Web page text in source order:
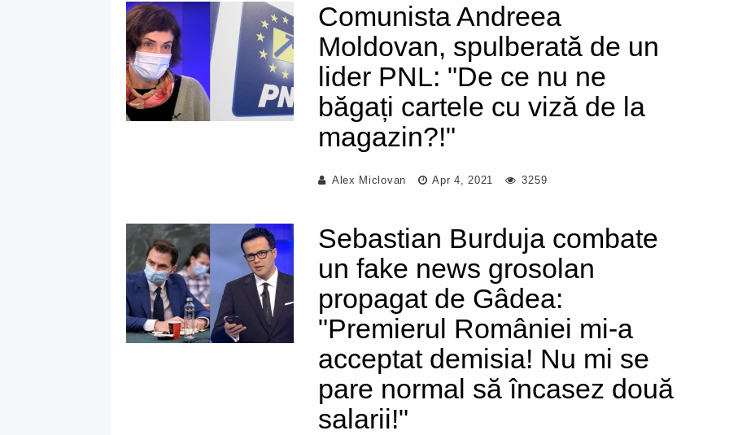
Comunista Andreea
Moldovan, spulberată de un
lider PNL: "De ce nu ne
băgați cartele cu viză de la
magazin?!"
Alex Miclovan Apr 4, 2021 3259
Sebastian Burduja combate
un fake news grosolan
propagat de Gâdea:
"Premierul României mi-a
acceptat demisia! Nu mi se
pare normal să încasez două
salarii!"